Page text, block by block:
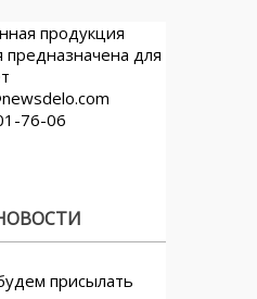
продукция
предназначена для
76-06
присылать